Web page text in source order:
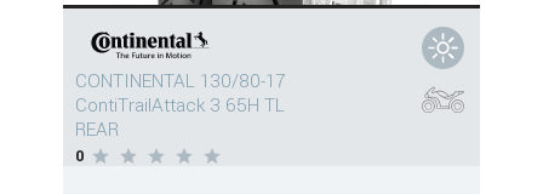
CONTINENTAL 130/80-17
ContiTrailAttack 3 65H TL
REAR
0